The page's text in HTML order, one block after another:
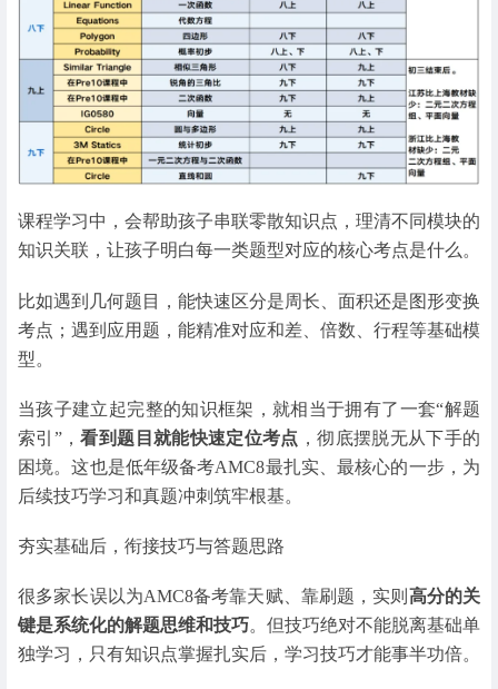
课程学习中，会帮助孩子串联零散知识点，理清不同模块的
知识关联，让孩子明白每一类题型对应的核心考点是什么。
比如遇到几何题目，能快速区分是周长、面积还是图形变换
考点；遇到应用题，能精准对应和差、倍数、行程等基础模
型。
当孩子建立起完整的知识框架，就相当于拥有了一套“解题
索引”，看到题目就能快速定位考点 ，彻底摆脱无从下手的
困境。这也是低年级备考AMC8最扎实、最核心的一步，为
后续技巧学习和真题冲刺筑牢根基。
夯实基础后，衔接技巧与答题思路
很多家长误以为AMC8备考靠天赋、靠刷题，实则 高分的关
键是系统化的解题思维和技巧。但技巧绝对不能脱离基础单
独学习，只有知识点掌握扎实后，学习技巧才能事半功倍。